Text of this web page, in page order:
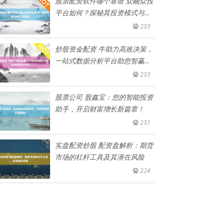
平台如何？探秘其投资模式与效
233
炒股资金配资 牛助力高效决策，
一站式数据分析平台助您智赢未
233
股票公司 股鑫宝：您的智能投资
助手，开启财富增长新篇章！
231
实盘配资炒股 配资盘解析：期货
市场的杠杆工具及其潜在风险
224